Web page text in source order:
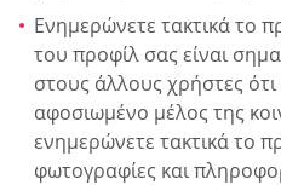
Ενημερώνετε τακτικά το
του προφίλ σας είναι
στους άλλους χρήστες ότι
αφοσιωμένο μέλος της
ενημερώνετε τακτικά το
φωτογραφίες και